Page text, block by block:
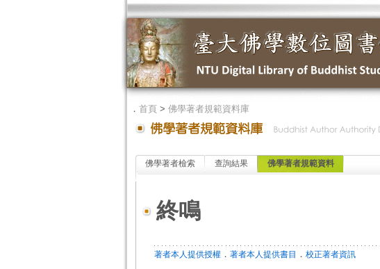
． 首頁> 佛學著者規範資料庫
佛學著者檢索 查詢結果 佛學著者規範資料
終鳴
著者本人提供授權． 著者本人提供書目 ． 校正著者資訊